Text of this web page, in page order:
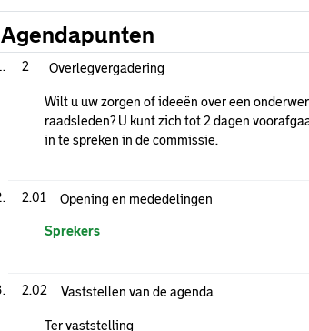
Agendapunten
2 Overlegvergadering
Wilt u uw zorgen of ideeën over een
raadsleden? U kunt zich tot 2 dagen
in te spreken in de commissie.
2.01 Opening en mededelingen
Sprekers
2.02 Vaststellen van de agenda
Ter vaststelling